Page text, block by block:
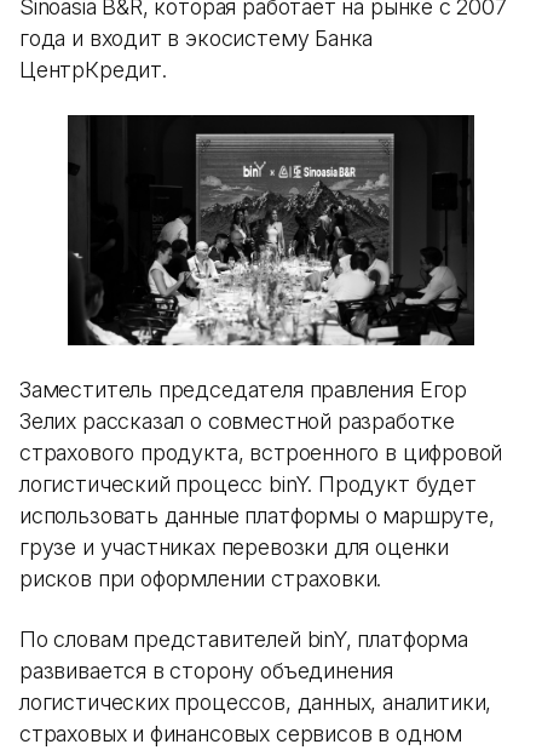
Sinoasia B&R, которая работает на рынке с 2007
года и входит в экосистему Банка
ЦентрКредит.
Заместитель председателя правления Егор
Зелих рассказал о совместной разработке
страхового продукта, встроенного в цифровой
логистический процесс binY. Продукт будет
использовать данные платформы о маршруте,
грузе и участниках перевозки для оценки
рисков при оформлении страховки.
По словам представителей binY, платформа
развивается в сторону объединения
логистических процессов, данных, аналитики,
страховых и финансовых сервисов в одном